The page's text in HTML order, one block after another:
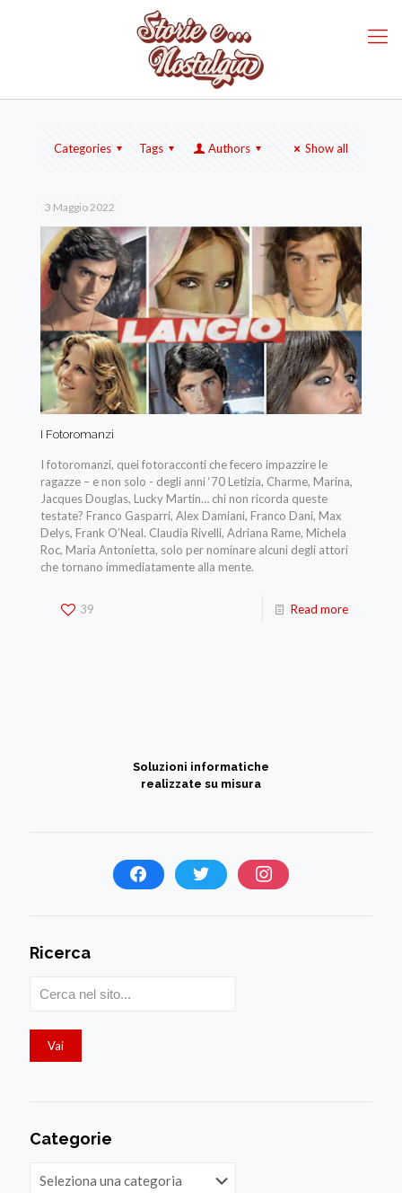
Categories Tags Authors Show all
3 Maggio 2022
I Fotoromanzi
I fotoromanzi, quei fotoracconti che fecero impazzire le
ragazze – e non solo - degli anni ‘70 Letizia, Charme, Marina,
Jacques Douglas, Lucky Martin… chi non ricorda queste
testate? Franco Gasparri, Alex Damiani, Franco Dani, Max
Delys, Frank O’Neal. Claudia Rivelli, Adriana Rame, Michela
Roc, Maria Antonietta, solo per nominare alcuni degli attori
che tornano immediatamente alla mente.
39 Read more
Soluzioni informatiche
realizzate su misura
Ricerca
Categorie